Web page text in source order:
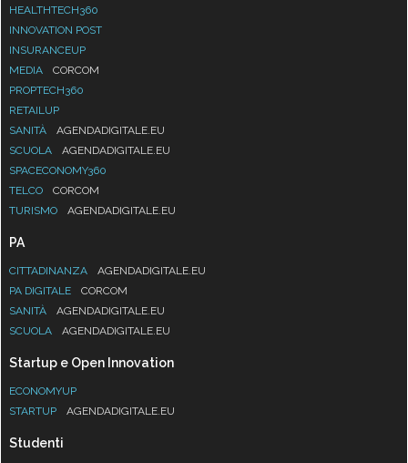
HEALTHTECH360
INNOVATION POST
INSURANCEUP
MEDIA
CORCOM
PROPTECH360
RETAILUP
SANITÀ
AGENDADIGITALE.EU
SCUOLA
AGENDADIGITALE.EU
SPACECONOMY360
TELCO
CORCOM
TURISMO
AGENDADIGITALE.EU
PA
CITTADINANZA
AGENDADIGITALE.EU
PA DIGITALE
CORCOM
SANITÀ
AGENDADIGITALE.EU
SCUOLA
AGENDADIGITALE.EU
Startup e Open Innovation
ECONOMYUP
STARTUP
AGENDADIGITALE.EU
Studenti